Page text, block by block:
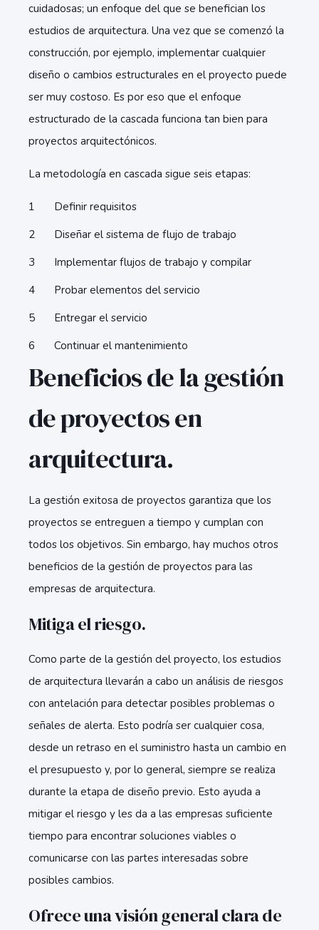
cuidadosas; un enfoque del que se benefician los
estudios de arquitectura. Una vez que se comenzó la
construcción, por ejemplo, implementar cualquier
diseño o cambios estructurales en el proyecto puede
ser muy costoso. Es por eso que el enfoque
estructurado de la cascada funciona tan bien para
proyectos arquitectónicos.
La metodología en cascada sigue seis etapas:
Definir requisitos
Diseñar el sistema de flujo de trabajo
Implementar flujos de trabajo y compilar
Probar elementos del servicio
Entregar el servicio
Continuar el mantenimiento
Beneficios de la gestión
de proyectos en
arquitectura.
La gestión exitosa de proyectos garantiza que los
proyectos se entreguen a tiempo y cumplan con
todos los objetivos. Sin embargo, hay muchos otros
beneficios de la gestión de proyectos para las
empresas de arquitectura.
Mitiga el riesgo.
Como parte de la gestión del proyecto, los estudios
de arquitectura llevarán a cabo un análisis de riesgos
con antelación para detectar posibles problemas o
señales de alerta. Esto podría ser cualquier cosa,
desde un retraso en el suministro hasta un cambio en
el presupuesto y, por lo general, siempre se realiza
durante la etapa de diseño previo. Esto ayuda a
mitigar el riesgo y les da a las empresas suficiente
tiempo para encontrar soluciones viables o
comunicarse con las partes interesadas sobre
posibles cambios.
Ofrece una visión general clara de